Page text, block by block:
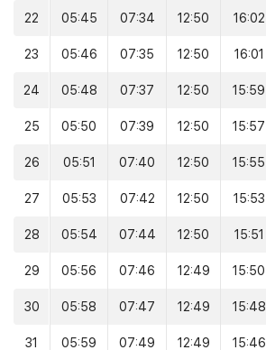
22 05:45 07:34 12:50 16:02
23 05:46 07:35 12:50 16:01
24 05:48 07:37 12:50 15:59
25 05:50 07:39 12:50 15:57
26 05:51 07:40 12:50 15:55
27 05:53 07:42 12:50 15:53
28 05:54 07:44 12:50 15:51
29 05:56 07:46 12:49 15:50
30 05:58 07:47 12:49 15:48
31 05:59 07:49 12:49 15:46